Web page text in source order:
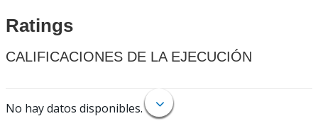
Ratings
CALIFICACIONES DE LA EJECUCIÓN
No hay datos disponibles.